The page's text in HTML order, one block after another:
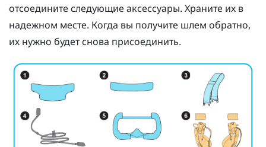
отсоедините следующие аксессуары. Храните их в
надежном месте. Когда вы получите шлем обратно,
их нужно будет снова присоединить.